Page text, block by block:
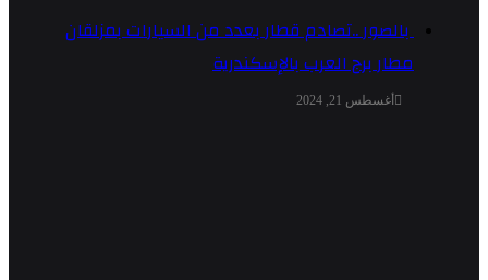
بالصور ..تصادم قطار بعدد من السيارات بمزلقان
مطار برج العرب بالإسكندرية
أغسطس 21, 2024